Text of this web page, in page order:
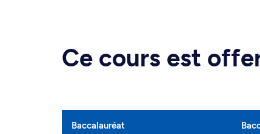
Ce cours est
Baccalauréat